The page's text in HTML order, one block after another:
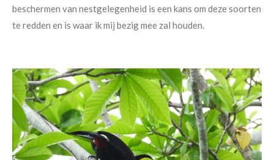
beschermen van nestgelegenheid is een kans om deze soorten
te redden en is waar ik mij bezig mee zal houden.